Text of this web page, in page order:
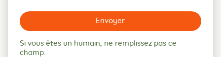
Envoyer
Si vous êtes un humain, ne remplissez pas ce
champ.